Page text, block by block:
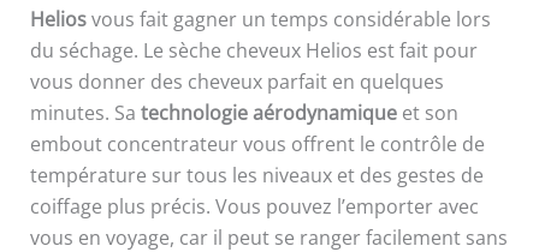
Heliosvous fait gagner un temps considérable lors
du séchage. Le sèche cheveux Helios est fait pour
vous donner des cheveux parfait en quelques
minutes. Sa technologie aérodynamique et son
embout concentrateur vous offrent le contrôle de
température sur tous les niveaux et des gestes de
coiffage plus précis. Vous pouvez l’emporter avec
vous en voyage, car il peut se ranger facilement sans